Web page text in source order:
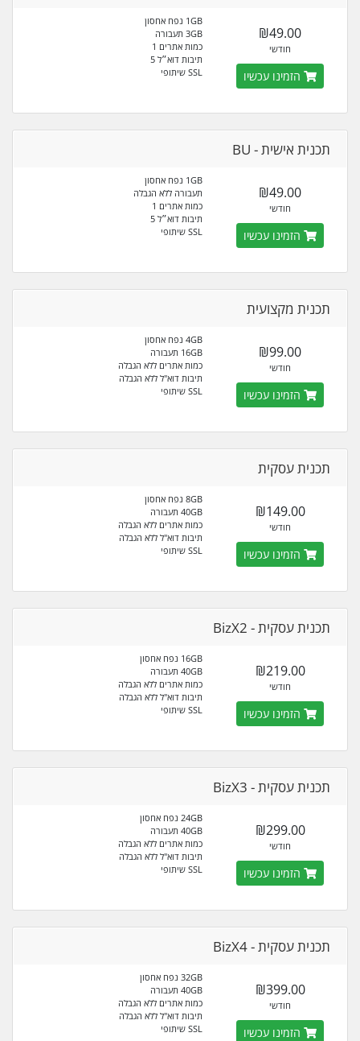
1GB נפח אחסון
3GB תעבורה
כמות אתרים 1
תיבות דוא״ל 5
SSL שיתופי
₪49.00
חודשי
הזמינו עכשיו
תכנית אישית - BU
1GB נפח אחסון
תעבורה ללא הגבלה
כמות אתרים 1
תיבות דוא״ל 5
SSL שיתופי
₪49.00
חודשי
הזמינו עכשיו
תכנית מקצועית
4GB נפח אחסון
16GB תעבורה
כמות אתרים ללא הגבלה
תיבות דוא"ל ללא הגבלה
SSL שיתופי
₪99.00
חודשי
הזמינו עכשיו
תכנית עסקית
8GB נפח אחסון
40GB תעבורה
כמות אתרים ללא הגבלה
תיבות דוא"ל ללא הגבלה
SSL שיתופי
₪149.00
חודשי
הזמינו עכשיו
תכנית עסקית - BizX2
16GB נפח אחסון
40GB תעבורה
כמות אתרים ללא הגבלה
תיבות דוא"ל ללא הגבלה
SSL שיתופי
₪219.00
חודשי
הזמינו עכשיו
תכנית עסקית - BizX3
24GB נפח אחסון
40GB תעבורה
כמות אתרים ללא הגבלה
תיבות דוא"ל ללא הגבלה
SSL שיתופי
₪299.00
חודשי
הזמינו עכשיו
תכנית עסקית - BizX4
32GB נפח אחסון
40GB תעבורה
כמות אתרים ללא הגבלה
תיבות דוא"ל ללא הגבלה
SSL שיתופי
₪399.00
חודשי
הזמינו עכשיו